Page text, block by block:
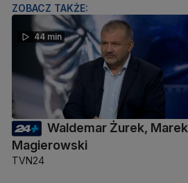
ZOBACZ TAKŻE:
44 min
Waldemar Żurek, Marek
Magierowski
TVN24